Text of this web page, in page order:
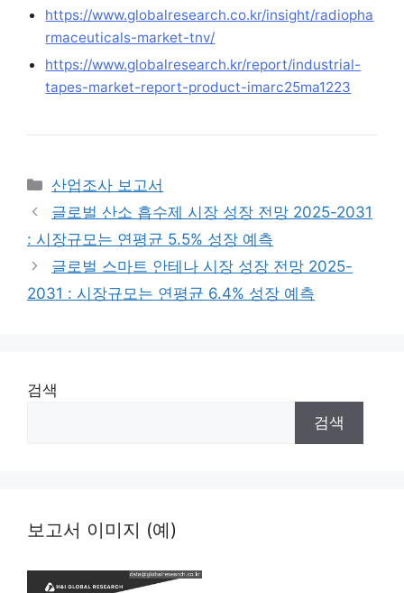
https://www.globalresearch.co.kr/insight/radiopha
rmaceuticals-market-tnv/
https://www.globalresearch.kr/report/industrial-
tapes-market-report-product-imarc25ma1223
Categories
산업조사 보고서
글로벌 산소 흡수제 시장 성장 전망 2025-2031
: 시장규모는 연평균 5.5% 성장 예측
글로벌 스마트 안테나 시장 성장 전망 2025-
2031 : 시장규모는 연평균 6.4% 성장 예측
검색
검색
보고서 이미지 (예)